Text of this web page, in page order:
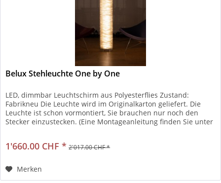
Belux Stehleuchte One by One
LED, dimmbar Leuchtschirm aus Polyesterflies Zustand:
Fabrikneu Die Leuchte wird im Originalkarton geliefert. Die
Leuchte ist schon vormontiert, Sie brauchen nur noch den
Stecker einzustecken. (Eine Montageanleitung finden Sie unter
1'660.00 CHF * 2'017.00 CHF *
Merken